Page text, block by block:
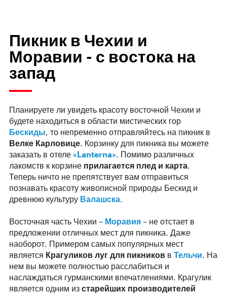
Пикник в Чехии и
Моравии - с востока на
запад
Планируете ли увидеть красоту восточной Чехии и
будете находиться в области мистических гор
Бескиды, то непременно отправляйтесь на пикник в
Велке Карловице. Корзинку для пикника вы можете
заказать в отеле «Lanterna». Помимо различных
лакомств к корзине прилагается плед и карта.
Теперь ничто не препятствует вам отправиться
познавать красоту живописной природы Бескид и
древнюю культуру Валашска.
Восточная часть Чехии – Моравия – не отстает в
предложении отличных мест для пикника. Даже
наоборот. Примером самых популярных мест
является Крагуликов луг для пикников в Тельчи. На
нем вы можете полностью расслабиться и
наслаждаться гурманскими впечатлениями. Крагулик
является одним из старейших производителей